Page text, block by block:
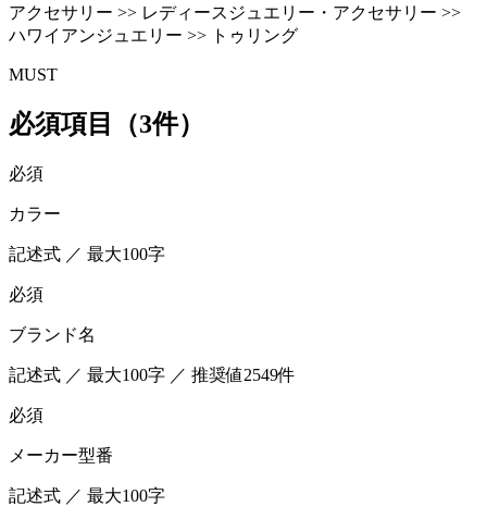
アクセサリー >> レディースジュエリー・アクセサリー >>
ハワイアンジュエリー >> トゥリング
MUST
必須項目（3件）
必須
カラー
記述式 ／ 最大100字
必須
ブランド名
記述式 ／ 最大100字 ／ 推奨値2549件
必須
メーカー型番
記述式 ／ 最大100字